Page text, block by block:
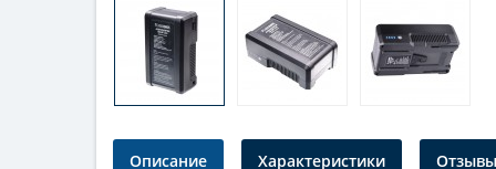
Описание Характеристики